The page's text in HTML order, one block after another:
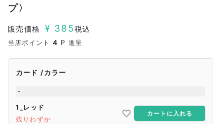
プ〉
販売価格 ¥ 385税込
当店ポイント 4 P 進呈
カード カラー
-
1_レッド
残りわずか
カートに入れる